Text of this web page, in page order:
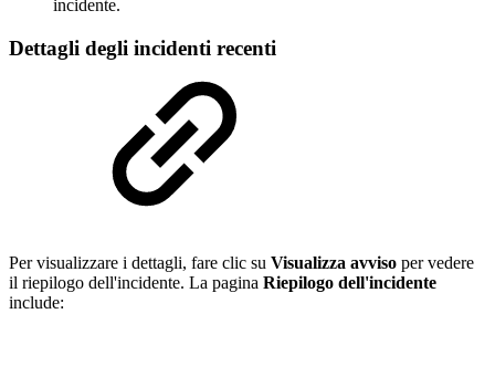
incidente.
Dettagli degli incidenti recenti
Per visualizzare i dettagli, fare clic su Visualizza avviso per vedere
il riepilogo dell'incidente. La pagina Riepilogo dell'incidente
include: